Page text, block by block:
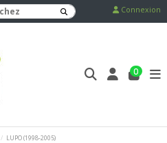
Connexion
0
LUPO (1998-2005)